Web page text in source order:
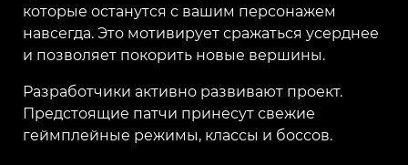
которые останутся с вашим персонажем
навсегда. Это мотивирует сражаться усерднее
и позволяет покорить новые вершины.
Разработчики активно развивают проект.
Предстоящие патчи принесут свежие
геймплейные режимы, классы и боссов.